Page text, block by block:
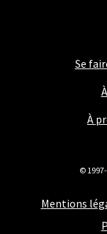
Se
À
Mentions
©